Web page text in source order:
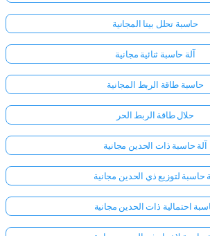
حاسبة تحلل بيتا المجانية
آلة حاسبة ثنائية مجانية
حاسبة طاقة الربط المجانية
حلال طاقة الربط الحر
آلة حاسبة ذات الحدين مجانية
حاسبة لتوزيع ذي الحدين مجانية
احتمالية ذات الحدين مجانية